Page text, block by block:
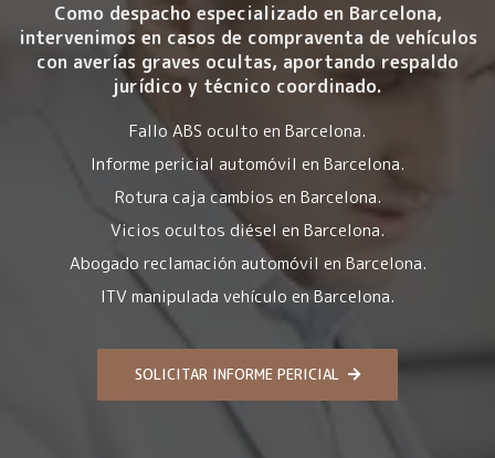
Como despacho especializado en Barcelona,
intervenimos en casos de compraventa de vehículos
con averías graves ocultas, aportando respaldo
jurídico y técnico coordinado.
Fallo ABS oculto en Barcelona.
Informe pericial automóvil en Barcelona.
Rotura caja cambios en Barcelona.
Vicios ocultos diésel en Barcelona.
Abogado reclamación automóvil en Barcelona.
ITV manipulada vehículo en Barcelona.
SOLICITAR INFORME PERICIAL